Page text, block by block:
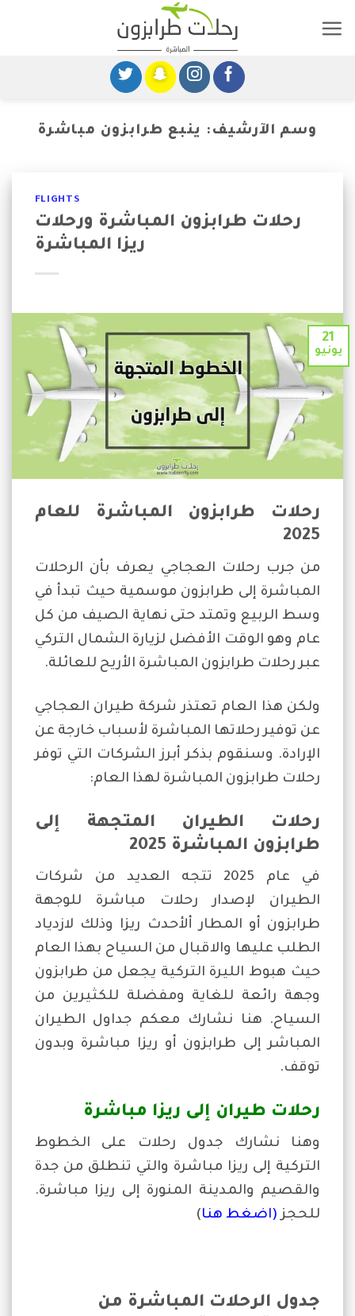
إلى
وسم الآرشيف: ينبع طرابزون مباشرة
FLIGHTS
رحلات طرابزون المباشرة ورحلات
ريزا المباشرة
21
يونيو
رحلات طرابزون المباشرة للعام
2025
من جرب رحلات العجاجي يعرف بأن الرحلات
المباشرة إلى طرابزون موسمية حيث تبدأ في
وسط الربيع وتمتد حتى نهاية الصيف من كل
عام وهو الوقت الأفضل لزيارة الشمال التركي
عبر رحلات طرابزون المباشرة الأريح للعائلة.
ولكن هذا العام تعتذر شركة طيران العجاجي
عن توفير رحلاتها المباشرة لأسباب خارجة عن
الإرادة. وسنقوم بذكر أبرز الشركات التي توفر
رحلات طرابزون المباشرة لهذا العام:
رحلات الطيران المتجهة إلى
طرابزون المباشرة 2025
في عام 2025 تتجه العديد من شركات
الطيران لإصدار رحلات مباشرة للوجهة
طرابزون أو المطار ألأحدث ريزا وذلك لازدياد
الطلب عليها والاقبال من السياح بهذا العام
حيث هبوط الليرة التركية يجعل من طرابزون
وجهة رائعة للغاية ومفضلة للكثيرين من
السياح. هنا نشارك معكم جداول الطيران
المباشر إلى طرابزون أو ريزا مباشرة وبدون
توقف.
رحلات طيران إلى ريزا مباشرة
وهنا نشارك جدول رحلات على الخطوط
التركية إلى ريزا مباشرة والتي تنطلق من جدة
والقصيم والمدينة المنورة إلى ريزا مباشرة.
للحجز (اضغط هنا)
جدول الرحلات المباشرة من